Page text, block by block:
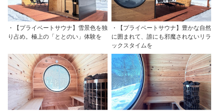
・【プライベートサウナ】雪景色を独
り占め。極上の「ととのい」体験を
・【プライベートサウナ】豊かな自然
に囲まれて、誰にも邪魔されないリラ
ックスタイムを